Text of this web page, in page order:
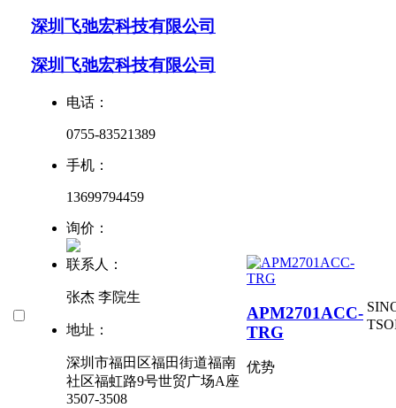
深圳飞弛宏科技有限公司
深圳飞弛宏科技有限公司
电话：
0755-83521389
手机：
13699794459
询价：
联系人：
张杰 李院生
地址：
深圳市福田区福田街道福南
社区福虹路9号世贸广场A座
3507-3508
APM2701ACC-
TRG
优势